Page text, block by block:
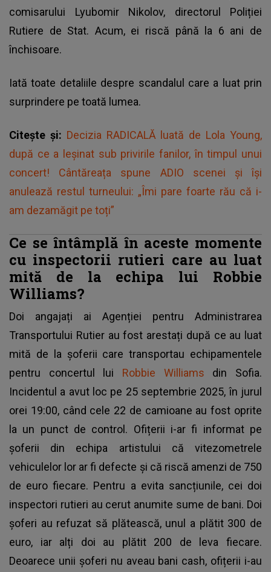
comisarului Lyubomir Nikolov, directorul Poliției
Rutiere de Stat. Acum, ei riscă până la 6 ani de
închisoare.
Iată toate detaliile despre scandalul care a luat prin
surprindere pe toată lumea.
Citește și: Decizia RADICALĂ luată de Lola Young,
după ce a leșinat sub privirile fanilor, în timpul unui
concert! Cântăreața spune ADIO scenei și își
anulează restul turneului: „Îmi pare foarte rău că i-
am dezamăgit pe toți”
Ce se întâmplă în aceste momente
cu inspectorii rutieri care au luat
mită de la echipa lui Robbie
Williams?
Doi angajați ai Agenției pentru Administrarea
Transportului Rutier au fost arestați după ce au luat
mită de la șoferii care transportau echipamentele
pentru concertul lui Robbie Williams din Sofia.
Incidentul a avut loc pe 25 septembrie 2025, în jurul
orei 19:00, când cele 22 de camioane au fost oprite
la un punct de control. Ofițerii i-ar fi informat pe
șoferii din echipa artistului că vitezometrele
vehiculelor lor ar fi defecte și că riscă amenzi de 750
de euro fiecare. Pentru a evita sancțiunile, cei doi
inspectori rutieri au cerut anumite sume de bani. Doi
șoferi au refuzat să plătească, unul a plătit 300 de
euro, iar alți doi au plătit 200 de leva fiecare.
Deoarece unii șoferi nu aveau bani cash, ofițerii i-au